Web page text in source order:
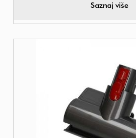
Saznaj više